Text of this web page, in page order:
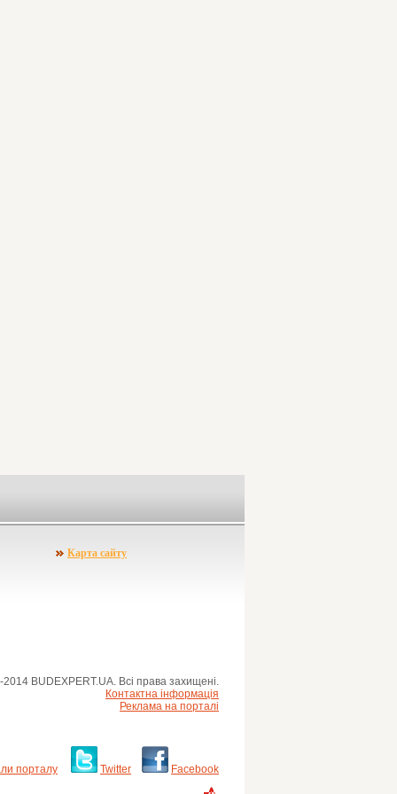
Карта сайту
BUDEXPERT.UA. Всі права захищені.
Контактна інформація
Реклама на порталі
порталу Twitter Facebook